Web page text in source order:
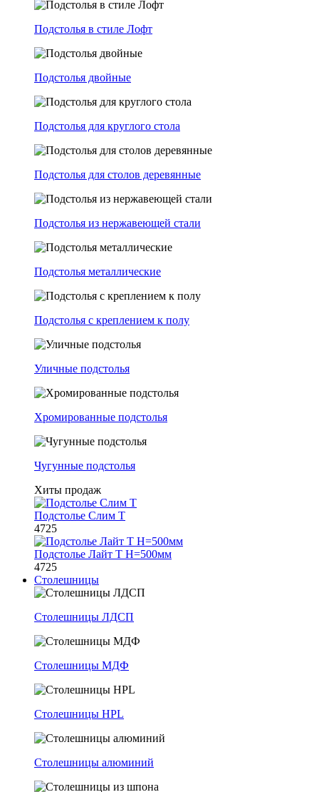
Подстолья в стиле Лофт
Подстолья двойные
Подстолья для круглого стола
Подстолья для столов деревянные
Подстолья из нержавеющей стали
Подстолья металлические
Подстолья с креплением к полу
Уличные подстолья
Хромированные подстолья
Чугунные подстолья
Хиты продаж
Подстолье Слим Т
4725
Подстолье Лайт Т H=500мм
4725
Столешницы
Столешницы ЛДСП
Столешницы МДФ
Столешницы HPL
Столешницы алюминий